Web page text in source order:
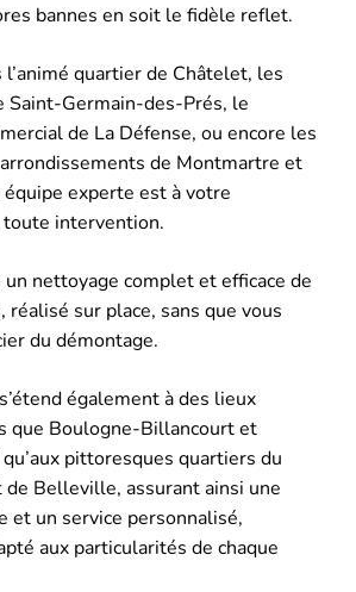
bannes en soit le fidèle reflet.
l’animé quartier de Châtelet, les
Saint-Germain-des-Prés, le
de La Défense, ou encore les
de Montmartre et
experte est à votre
intervention.
nettoyage complet et efficace de
sur place, sans que vous
du démontage.
également à des lieux
que Boulogne-Billancourt et
pittoresques quartiers du
Belleville, assurant ainsi une
et un service personnalisé,
aux particularités de chaque